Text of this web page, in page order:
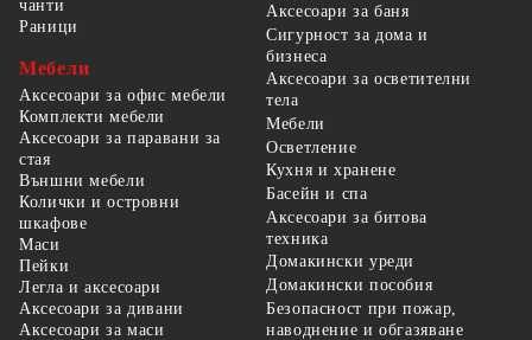
чанти
Раници
Мебели
Аксесоари за офис мебели
Комплекти мебели
Аксесоари за паравани за
стая
Външни мебели
Колички и островни
шкафове
Маси
Пейки
Легла и аксесоари
Аксесоари за дивани
Аксесоари за маси
Аксесоари за баня
Сигурност за дома и
бизнеса
Аксесоари за осветителни
тела
Мебели
Осветление
Кухня и хранене
Басейн и спа
Аксесоари за битова
техника
Домакински уреди
Домакински пособия
Безопасност при пожар,
наводнение и обгазяване